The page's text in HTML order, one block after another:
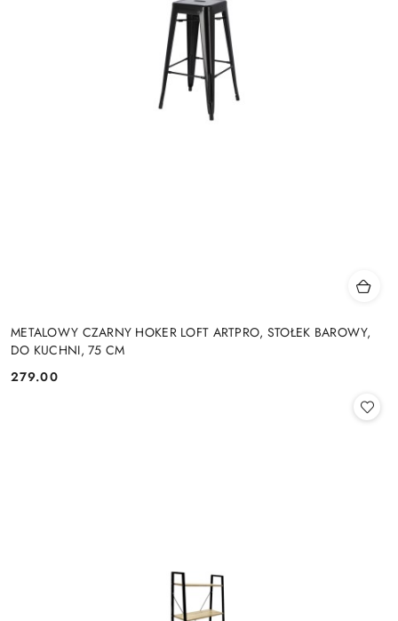
METALOWY CZARNY HOKER LOFT ARTPRO, STOŁEK BAROWY,
DO KUCHNI, 75 CM
Cena:
279.00